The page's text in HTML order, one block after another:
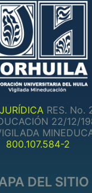
RES. No.
22/12/
800.107.584-2
DEL SITIO